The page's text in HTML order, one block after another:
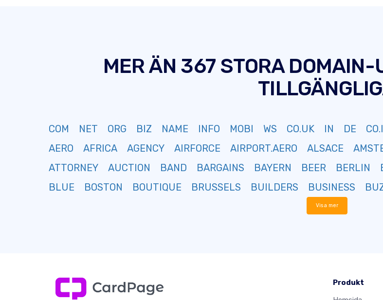
MER ÄN 367 STORA DOMAIN-
COM NET ORG BIZ NAME INFO MOBI WS CO.UK IN DE
AERO
AFRICA AGENCY AIRFORCE AIRPORT.AERO ALSACE
ATTORNEY
AUCTION BAND BARGAINS BAYERN BEER BERLIN
BLUE
BOSTON BOUTIQUE BRUSSELS BUILDERS BUSINESS
Visa mer
Produkt